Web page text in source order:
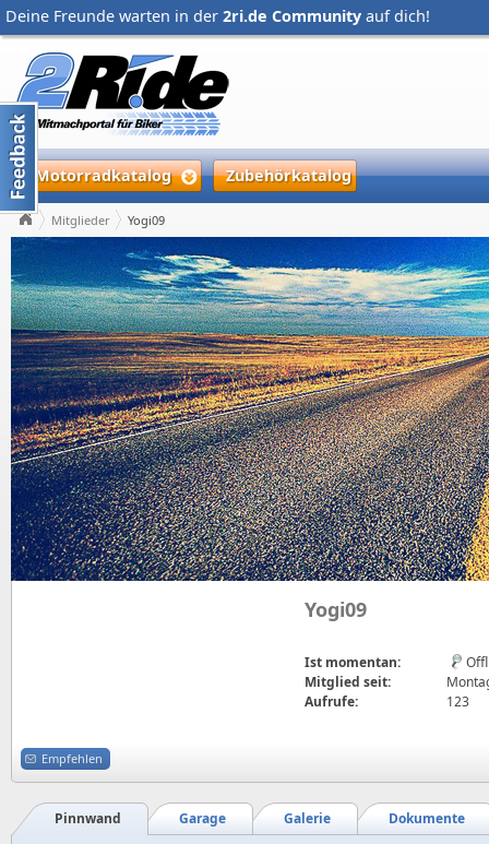
Deine Freunde warten in der 2ri.de Community auf dich!
Motorradkatalog Zubehörkatalog
Mitglieder Yogi09
Yogi09
Ist momentan:
Mitglied seit:
Aufrufe:
123
Empfehlen
Dokumente
Galerie
Garage
Pinnwand